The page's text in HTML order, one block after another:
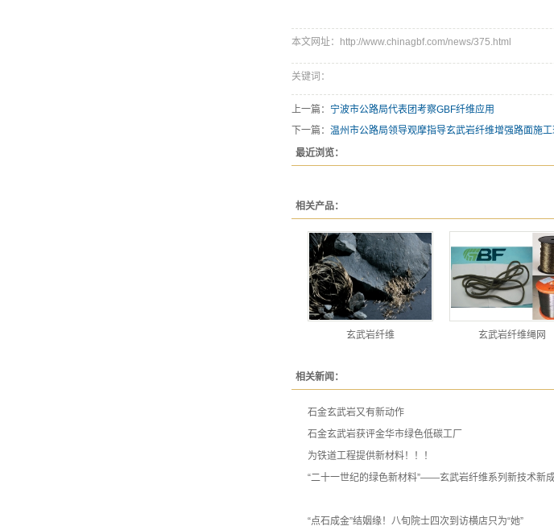
本文网址：http://www.chinagbf.com/news/375.html
关键词：
上一篇： 宁波市公路局代表团考察GBF纤维应用
下一篇： 温州市公路局领导观摩指导玄武岩纤维增强路面施
最近浏览：
相关产品：
玄武岩纤维 玄武岩纤维绳网
相关新闻：
石金玄武岩又有新动作
石金玄武岩获评金华市绿色低碳工厂
为铁道工程提供新材料！！！
“二十一世纪的绿色新材料”——玄武岩纤维系列新技术新
“点石成金”结姻缘！八旬院士四次到访横店只为“她”